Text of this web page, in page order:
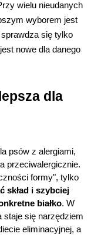
wielu nieudanych
wyborem jest
się tylko
nowe dla danego
dla
psów z alergiami,
przeciwalergicznie.
formy", tylko
skład i szybciej
białko. W
staje się narzędziem
eliminacyjnej, a